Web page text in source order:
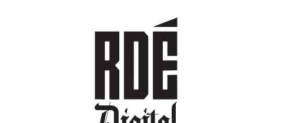
DEPORTES CULTURA ENTRETENIMIENTO